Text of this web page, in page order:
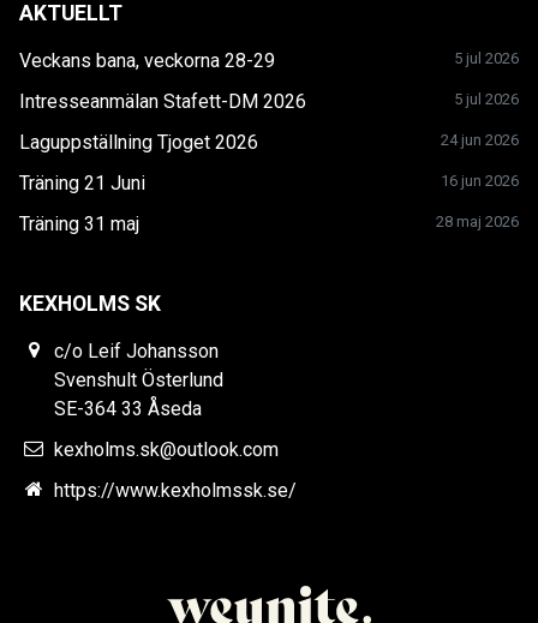
AKTUELLT
Veckans bana, veckorna 28-29 5 jul 2026
Intresseanmälan Stafett-DM 2026 5 jul 2026
Laguppställning Tjoget 2026 24 jun 2026
Träning 21 Juni 16 jun 2026
Träning 31 maj 28 maj 2026
KEXHOLMS SK
c/o Leif Johansson
Svenshult Österlund
SE-364 33 Åseda
kexholms.sk@outlook.com
https://www.kexholmssk.se/